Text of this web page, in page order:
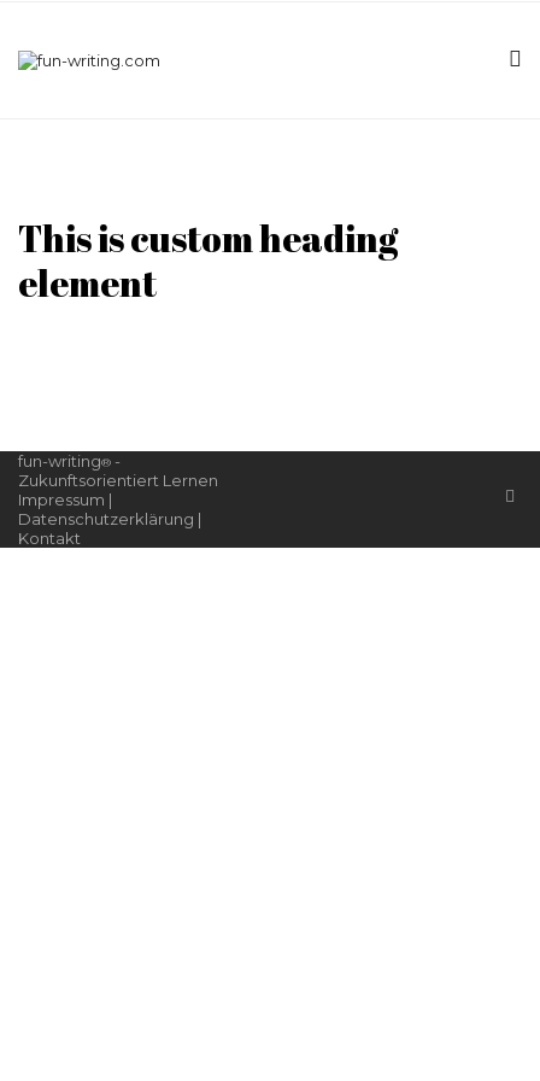
This is custom heading
element
fun-writing® -
Zukunftsorientiert Lernen
Impressum |
Datenschutzerklärung |
Kontakt